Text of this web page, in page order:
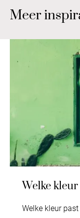
Meer
Welke
Welke kleur